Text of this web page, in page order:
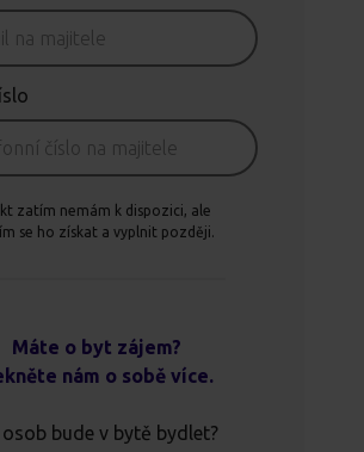
zatím nemám k dispozici, ale
se ho získat a vyplnit později.
Máte o byt zájem?
nám o sobě více.
bude v bytě bydlet?